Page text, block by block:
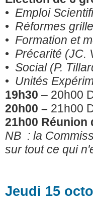
• Emploi
• Réformes
• Formation et
• Précarité (JC.
• Social (P.
• Unités
19h30 – 20h00
20h00 – 21h00
21h00 Réunion
NB : la
sur tout ce qui
Jeudi 15